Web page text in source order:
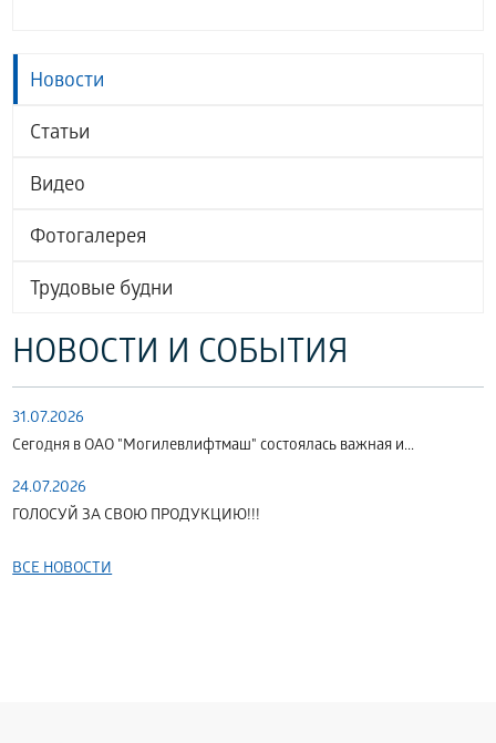
Новости
Статьи
Видео
Фотогалерея
Трудовые будни
НОВОСТИ И СОБЫТИЯ
31.07.2026
Сегодня в ОАО "Могилевлифтмаш" состоялась важная и...
24.07.2026
ГОЛОСУЙ ЗА СВОЮ ПРОДУКЦИЮ!!!
ВСЕ НОВОСТИ